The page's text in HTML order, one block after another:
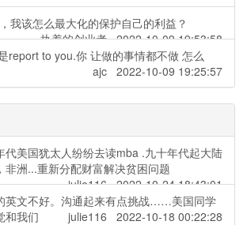
我该怎么最大化的保护自己的利益？
执着的创业者 2022-10-09 19:53:58
report to you.你 让做的事情都不做 怎么
ajc 2022-10-09 19:25:57
代美国犹太人纷纷去读mba .九十年代起大陆
非洲...重新分配财富解决贫困问题
julie116 2022-10-24 18:43:01
英文不好。沟通起来有点挑战……美国同学
和我们
julie116 2022-10-18 00:22:28